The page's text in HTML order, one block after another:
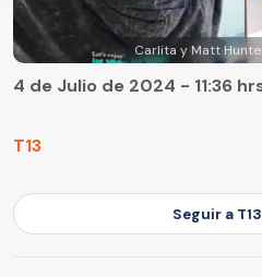
Carlita y Matt
T13
4 de Julio de 2024 - 11:36
Seguir a